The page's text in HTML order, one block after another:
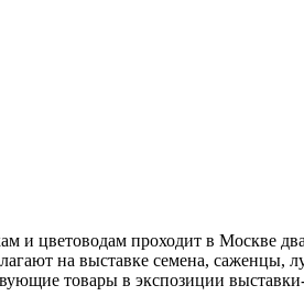
и цветоводам проходит в
на выставке семена,
товары в экспозиции